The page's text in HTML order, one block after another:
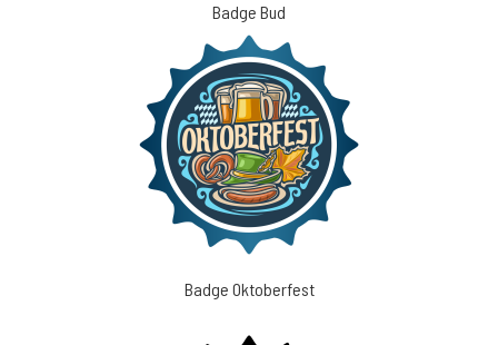
Badge Bud
Badge Oktoberfest